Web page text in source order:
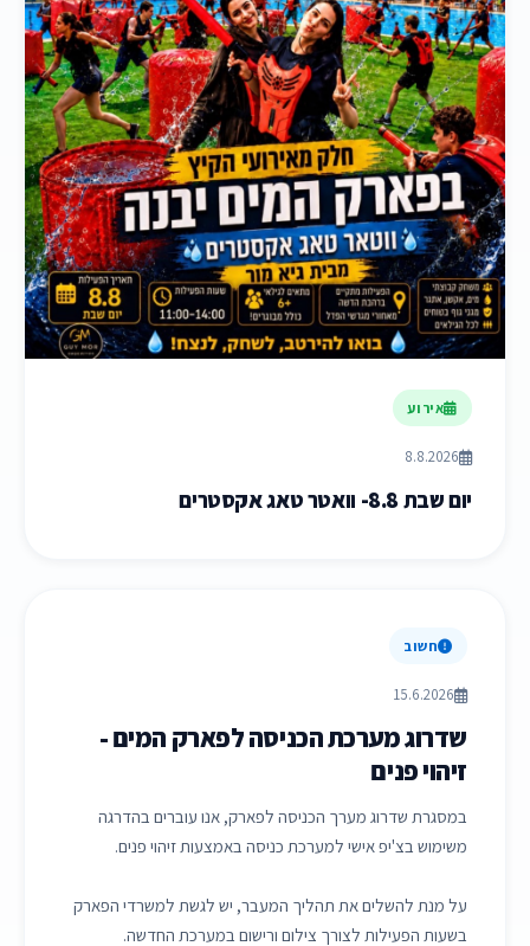
אירוע
8.8.2026
יום שבת 8.8- וואטר טאג אקסטרים
חשוב
15.6.2026
שדרוג מערכת הכניסה לפארק המים -
זיהוי פנים
במסגרת שדרוג מערך הכניסה לפארק, אנו עוברים בהדרגה
משימוש בצ'יפ אישי למערכת כניסה באמצעות זיהוי פנים.
על מנת להשלים את תהליך המעבר, יש לגשת למשרדי הפארק
בשעות הפעילות לצורך צילום ורישום במערכת החדשה.